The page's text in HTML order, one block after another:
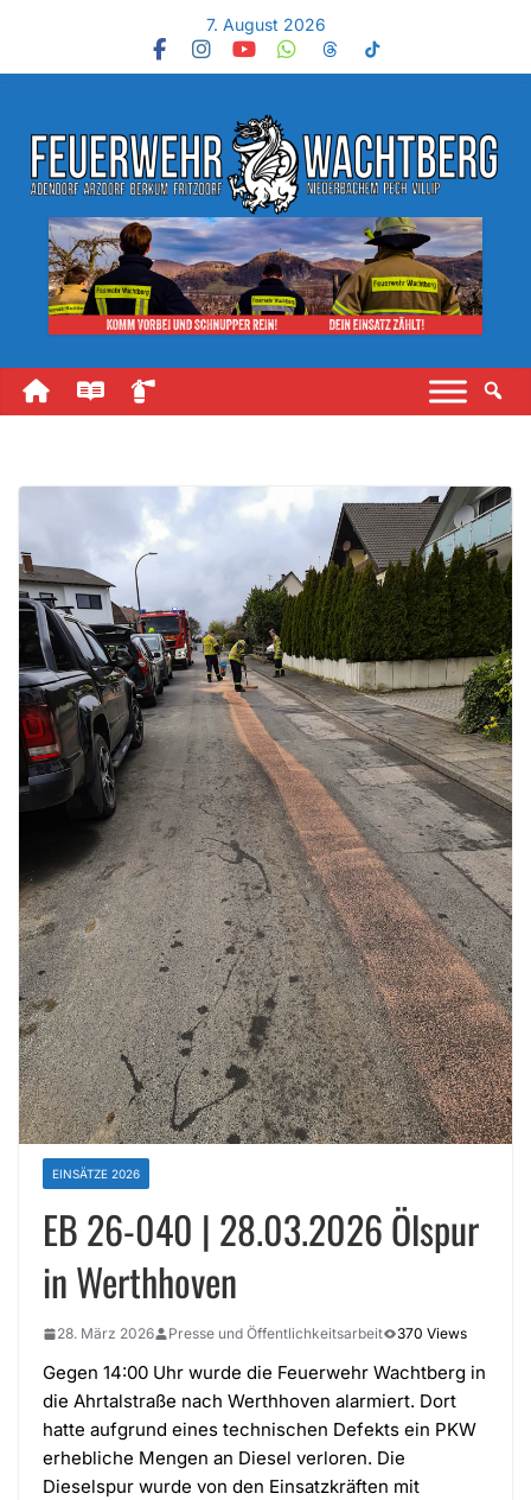
7. August 2026
EINSÄTZE 2026
EB 26-040 | 28.03.2026 Ölspur
in Werthhoven
28. März 2026 Presse und Öffentlichkeitsarbeit 370 Views
Gegen 14:00 Uhr wurde die Feuerwehr Wachtberg in
die Ahrtalstraße nach Werthhoven alarmiert. Dort
hatte aufgrund eines technischen Defekts ein PKW
erhebliche Mengen an Diesel verloren. Die
Dieselspur wurde von den Einsatzkräften mit